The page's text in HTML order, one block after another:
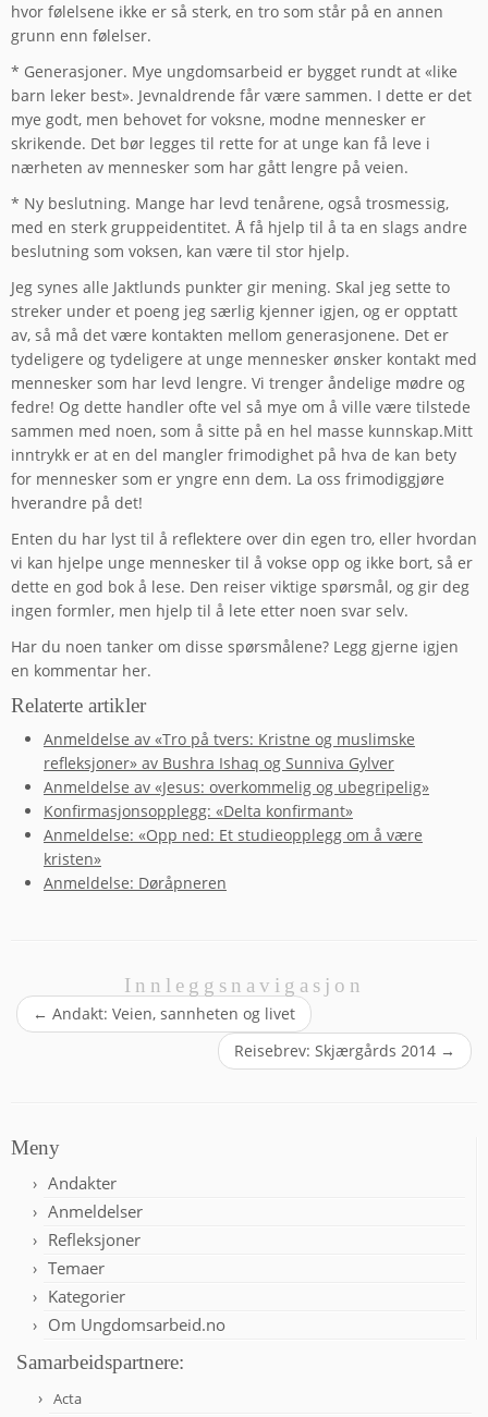
hvor følelsene ikke er så sterk, en tro som står på en annen
grunn enn følelser.
* Generasjoner. Mye ungdomsarbeid er bygget rundt at «like
barn leker best». Jevnaldrende får være sammen. I dette er det
mye godt, men behovet for voksne, modne mennesker er
skrikende. Det bør legges til rette for at unge kan få leve i
nærheten av mennesker som har gått lengre på veien.
* Ny beslutning. Mange har levd tenårene, også trosmessig,
med en sterk gruppeidentitet. Å få hjelp til å ta en slags andre
beslutning som voksen, kan være til stor hjelp.
Jeg synes alle Jaktlunds punkter gir mening. Skal jeg sette to
streker under et poeng jeg særlig kjenner igjen, og er opptatt
av, så må det være kontakten mellom generasjonene. Det er
tydeligere og tydeligere at unge mennesker ønsker kontakt med
mennesker som har levd lengre. Vi trenger åndelige mødre og
fedre! Og dette handler ofte vel så mye om å ville være tilstede
sammen med noen, som å sitte på en hel masse kunnskap.Mitt
inntrykk er at en del mangler frimodighet på hva de kan bety
for mennesker som er yngre enn dem. La oss frimodiggjøre
hverandre på det!
Enten du har lyst til å reflektere over din egen tro, eller hvordan
vi kan hjelpe unge mennesker til å vokse opp og ikke bort, så er
dette en god bok å lese. Den reiser viktige spørsmål, og gir deg
ingen formler, men hjelp til å lete etter noen svar selv.
Har du noen tanker om disse spørsmålene? Legg gjerne igjen
en kommentar her.
Relaterte artikler
Anmeldelse av «Tro på tvers: Kristne og muslimske
refleksjoner» av Bushra Ishaq og Sunniva Gylver
Anmeldelse av «Jesus: overkommelig og ubegripelig»
Konfirmasjonsopplegg: «Delta konfirmant»
Anmeldelse: «Opp ned: Et studieopplegg om å være
kristen»
Anmeldelse: Døråpneren
Innleggsnavigasjon
← Andakt: Veien, sannheten og livet
Reisebrev: Skjærgårds 2014 →
Meny
Andakter
Anmeldelser
Refleksjoner
Temaer
Kategorier
Om Ungdomsarbeid.no
Samarbeidspartnere:
Acta